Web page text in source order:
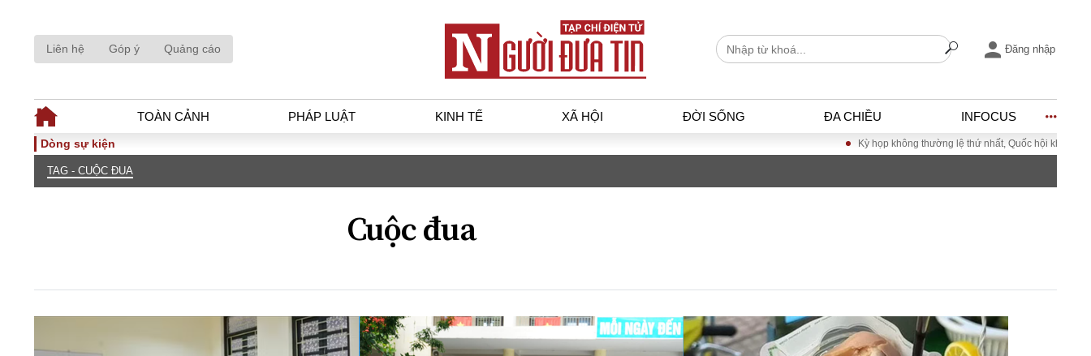
Liên hệ Góp ý Quảng cáo Đăng nhập
TOÀN CẢNH PHÁP LUẬT KINH TẾ XÃ HỘI ĐỜI SỐNG ĐA CHIỀU INFOCUS
TOÀN CẢNH
Thế giới
Góc nhìn luật gia
An ninh - Hình sự
Xu hướng thị trường
Tiêu dùng và dư luận
Công nghệ
Giao thông – Đô thị
Dòng sự kiện Kỳ họp không thường lệ thứ nhất, Quốc hội khóa XVI Đưa Nghị
TAG - CUỘC ĐUA
Cuộc đua